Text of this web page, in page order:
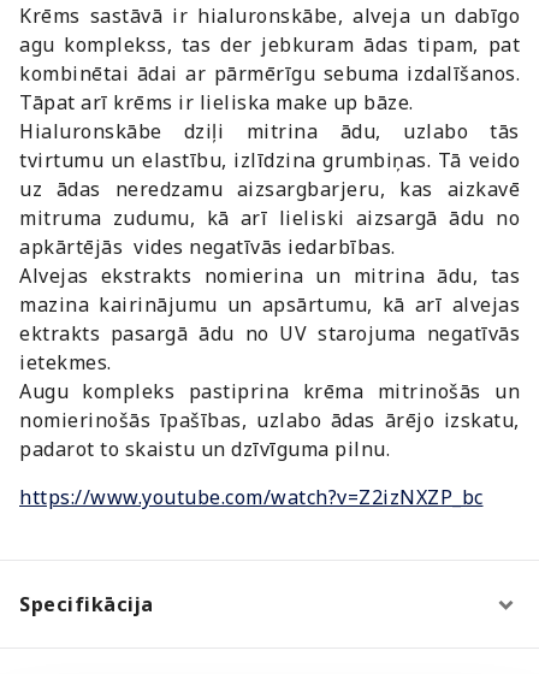
Krēms sastāvā ir hialuronskābe, alveja un dabīgo
agu komplekss, tas der jebkuram ādas tipam, pat
kombinētai ādai ar pārmērīgu sebuma izdalīšanos.
Tāpat arī krēms ir lieliska make up bāze.
Hialuronskābe dziļi mitrina ādu, uzlabo tās
tvirtumu un elastību, izlīdzina grumbiņas. Tā veido
uz ādas neredzamu aizsargbarjeru, kas aizkavē
mitruma zudumu, kā arī lieliski aizsargā ādu no
apkārtējās vides negatīvās iedarbības.
Alvejas ekstrakts nomierina un mitrina ādu, tas
mazina kairinājumu un apsārtumu, kā arī alvejas
ektrakts pasargā ādu no UV starojuma negatīvās
ietekmes.
Augu kompleks pastiprina krēma mitrinošās un
nomierinošās īpašības, uzlabo ādas ārējo izskatu,
padarot to skaistu un dzīvīguma pilnu.
https://www.youtube.com/watch?v=Z2izNXZP_bc
Specifikācija